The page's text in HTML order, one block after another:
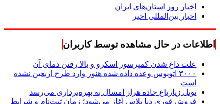
اخبار روز استان‌های ایران
اخبار بین‌المللی اخیر
اطلاعات در حال مشاهده توسط کاربران
علت داغ شدن کمپرسور اسکرو و بالا رفتن دمای آن
۳۰۰۰ اتوبوس وعده داده شده هنوز وارد طرح اربعین نشده
است
تونل زیارباغ جاده هراز امسال به بهره‌برداری می‌رسد
فروش فوری دنا پلاس آغاز می‌شود؛ زمان ثبت‌نام و شرایط